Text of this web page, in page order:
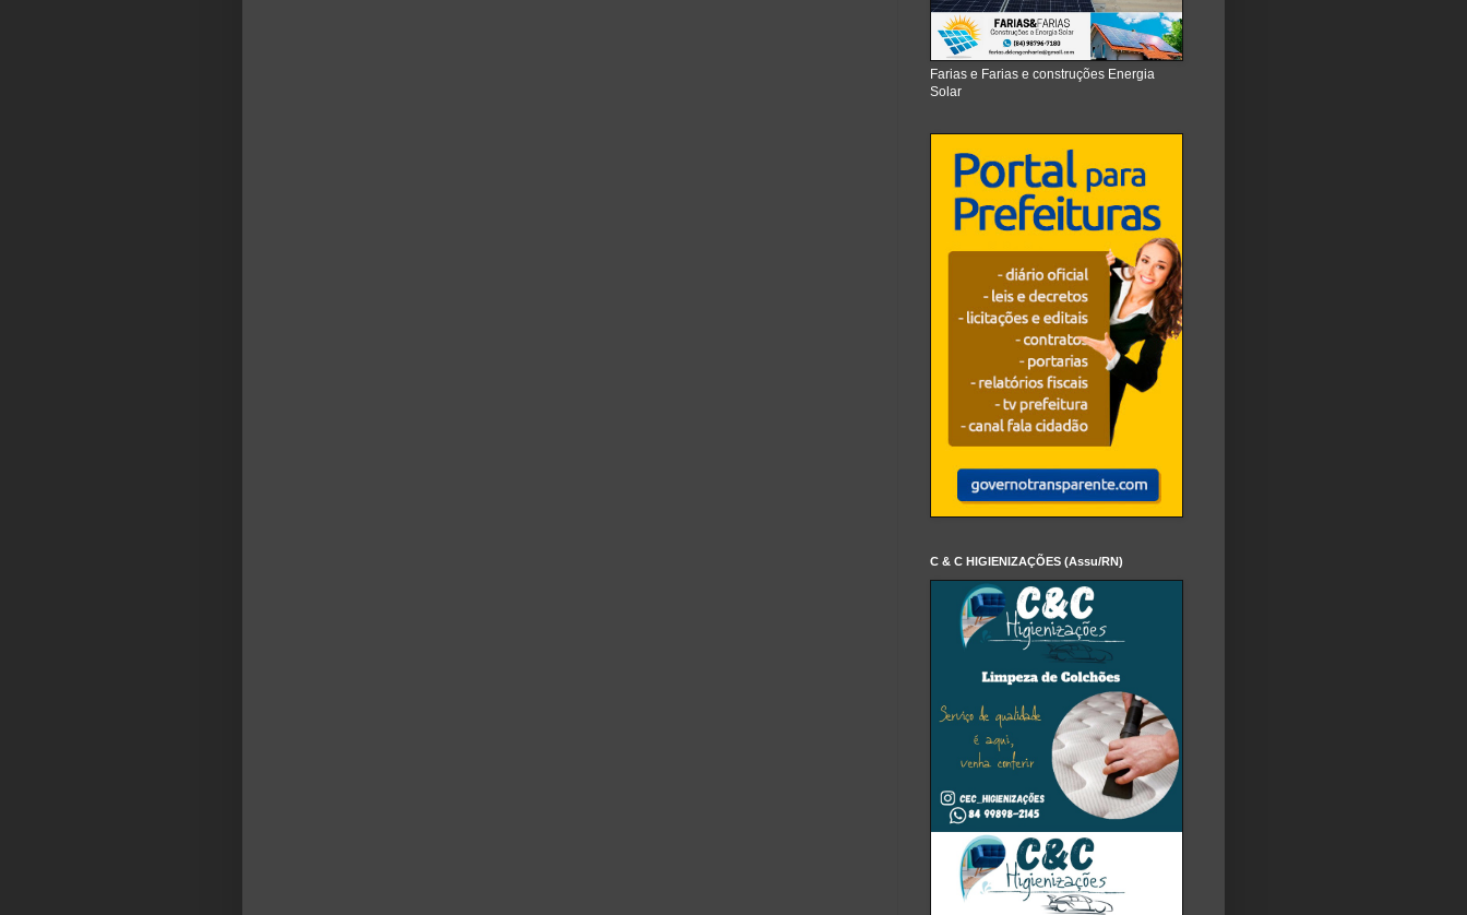
Farias e Farias e construções Energia
Solar
C & C HIGIENIZAÇÕES (Assu/RN)